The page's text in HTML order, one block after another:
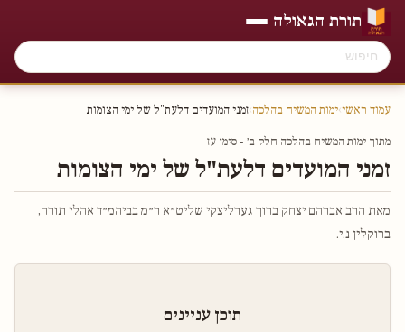
תורת הגאולה
עמוד ראשי›ימות המשיח בהלכה›זמני המועדים דלעת"ל של ימי הצומות
מתוך ימות המשיח בהלכה חלק ב׳ - סימן עז
זמני המועדים דלעת"ל של ימי הצומות
מאת הרב אברהם יצחק ברוך גערליצקי שליט״א ר״מ בביהמ״ד אהלי תורה,
ברוקלין נ.י.
תוכן עניינים